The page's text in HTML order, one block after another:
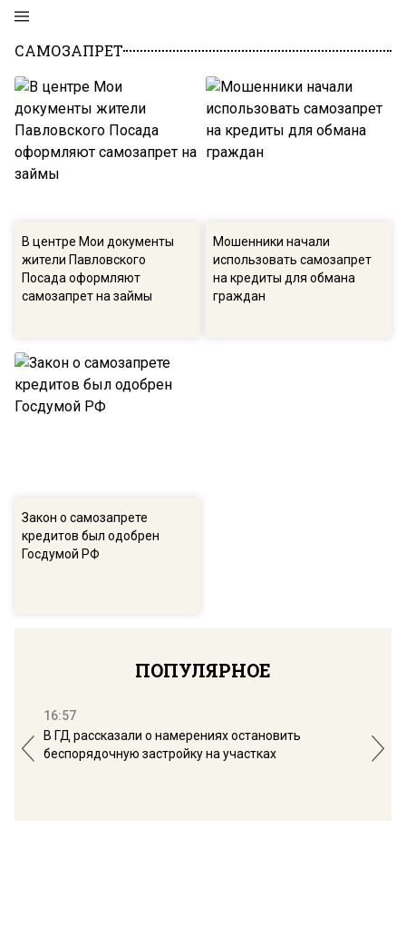
САМОЗАПРЕТ
В центре Мои документы
жители Павловского
Посада оформляют
самозапрет на займы
Мошенники начали
использовать самозапрет
на кредиты для обмана
граждан
Закон о самозапрете
кредитов был одобрен
Госдумой РФ
ПОПУЛЯРНОЕ
16:57
В ГД рассказали о намерениях остановить
беспорядочную застройку на участках